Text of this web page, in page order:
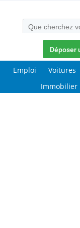
Déposer
Emploi Voitures
Immobilier